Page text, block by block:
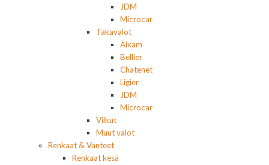
JDM
Microcar
Takavalot
Aixam
Bellier
Chatenet
Ligier
JDM
Microcar
Vilkut
Muut valot
Renkaat & Vanteet
Renkaat kesä